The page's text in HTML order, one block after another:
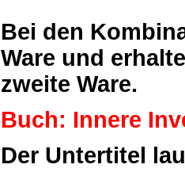
Bei den
Ware und
zweite Ware.
Buch: Innere
Der Untertitel